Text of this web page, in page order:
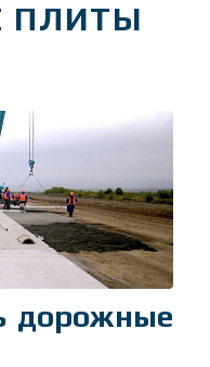
ПЛИТЫ
дорожные